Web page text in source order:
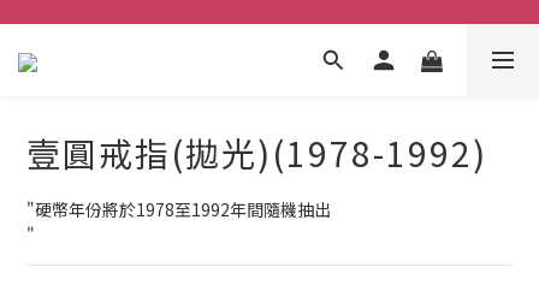
壹圓戒指(拋光)(1978-1992)
"硬幣年份將於1978至1992年間隨機抽出
"